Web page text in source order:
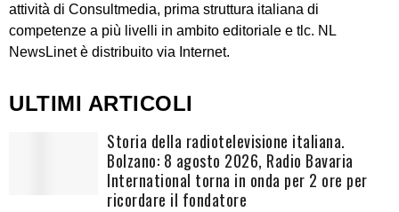
attività di Consultmedia, prima struttura italiana di
competenze a più livelli in ambito editoriale e tlc. NL
NewsLinet è distribuito via Internet.
ULTIMI ARTICOLI
Storia della radiotelevisione italiana.
Bolzano: 8 agosto 2026, Radio Bavaria
International torna in onda per 2 ore per
ricordare il fondatore